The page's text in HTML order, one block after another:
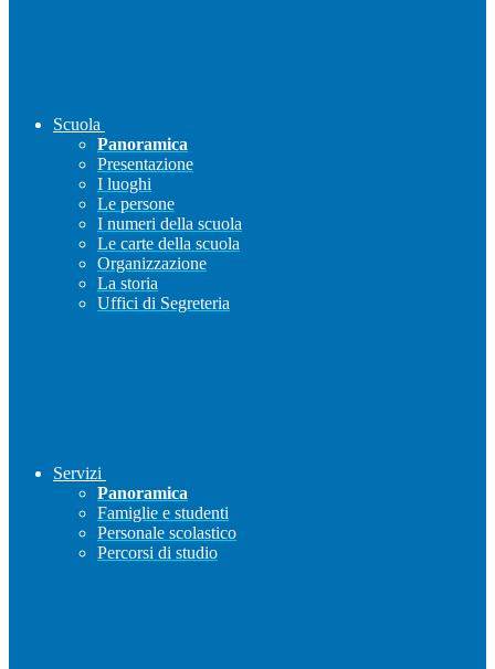
Scuola
Panoramica
Presentazione
I luoghi
Le persone
I numeri della scuola
Le carte della scuola
Organizzazione
La storia
Uffici di Segreteria
Servizi
Panoramica
Famiglie e studenti
Personale scolastico
Percorsi di studio